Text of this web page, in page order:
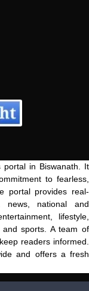
portal in Biswanath. It
to fearless,
portal provides real-
news, national and
lifestyle,
and sports. A team of
readers informed.
and offers a fresh